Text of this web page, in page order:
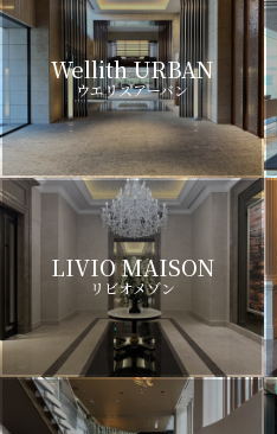
Wellith URBAN
ウエリスアーバン
LIVIO MAISON
リビオメゾン